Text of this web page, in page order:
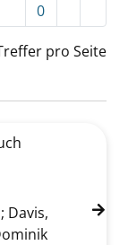
0
pro Seite
story anzeigen
; Davis,